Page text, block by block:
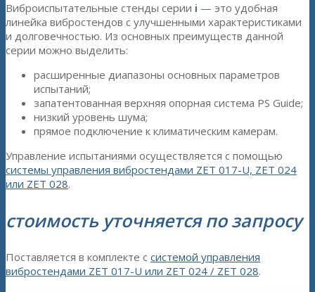
Виброиспытательные стенды серии i — это удобная
линейка вибростендов с улучшенными характеристиками
и долговечностью. Из основных преимуществ данной
серии можно выделить:
расширенные диапазоны основных параметров
испытаний;
запатентованная верхняя опорная система PS Guide;
низкий уровень шума;
прямое подключение к климатическим камерам.
Управление испытаниями осуществляется с помощью
системы управления вибростендами ZET 017-U, ZET 024
или ZET 028.
стоимость уточняется по запросу
Поставляется в комплекте с системой управления
вибростендами ZET 017-U или ZET 024 / ZET 028.